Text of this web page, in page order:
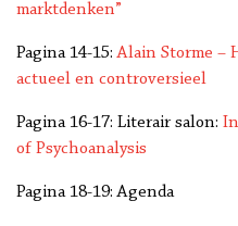
marktdenken”
Pagina 14-15:Alain Storme –
actueel en controversieel
Pagina 16-17: Literair salon:
of Psychoanalysis
Pagina 18-19: Agenda